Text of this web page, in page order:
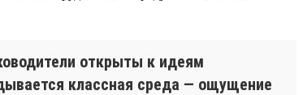
открыты к идеям
классная среда — ощущение